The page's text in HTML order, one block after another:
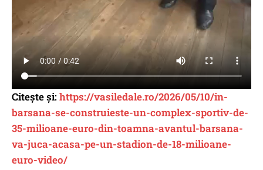
Citește și:https://vasiledale.ro/2026/05/10/in-
barsana-se-construieste-un-complex-sportiv-de-
35-milioane-euro-din-toamna-avantul-barsana-
va-juca-acasa-pe-un-stadion-de-18-milioane-
euro-video/